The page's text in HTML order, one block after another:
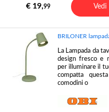
€ 19,99 Vedi
BRILONER
La Lampada da
design fresco e
per illuminare il
compatta
comodini o